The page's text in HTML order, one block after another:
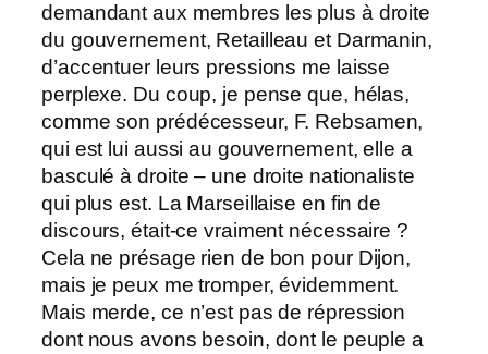
demandant aux membres les plus à droite
du gouvernement, Retailleau et Darmanin,
d’accentuer leurs pressions me laisse
perplexe. Du coup, je pense que, hélas,
comme son prédécesseur, F. Rebsamen,
qui est lui aussi au gouvernement, elle a
basculé à droite – une droite nationaliste
qui plus est. La Marseillaise en fin de
discours, était-ce vraiment nécessaire ?
Cela ne présage rien de bon pour Dijon,
mais je peux me tromper, évidemment.
Mais merde, ce n’est pas de répression
dont nous avons besoin, dont le peuple a